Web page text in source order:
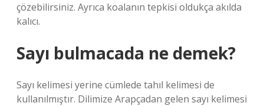
çözebilirsiniz. Ayrıca koalanın tepkisi oldukça akılda
kalıcı.
Sayı bulmacada ne demek?
Sayı kelimesi yerine cümlede tahıl kelimesi de
kullanılmıştır. Dilimize Arapçadan gelen sayı kelimesi